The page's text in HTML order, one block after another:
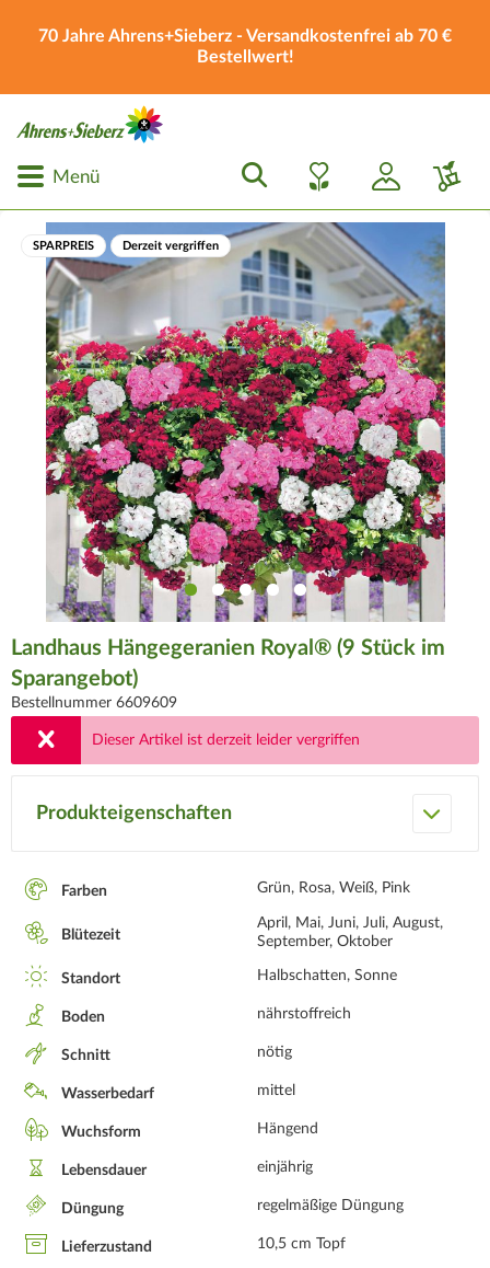
70 Jahre Ahrens+Sieberz - Versandkostenfrei ab 70 €
Bestellwert!
Menü
SPARPREIS Derzeit vergriffen
Landhaus Hängegeranien Royal® (9 Stück im
Sparangebot)
Bestellnummer 6609609
Dieser Artikel ist derzeit leider vergriffen
Produkteigenschaften
Farben Grün, Rosa, Weiß, Pink
Blütezeit
April, Mai, Juni, Juli, August,
September, Oktober
Standort Halbschatten, Sonne
Boden nährstoffreich
Schnitt nötig
Wasserbedarf mittel
Wuchsform Hängend
Lebensdauer einjährig
Düngung regelmäßige Düngung
Lieferzustand 10,5 cm Topf